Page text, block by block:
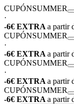
CUPÓNSUMMER
·
-6€ EXTRA a partir
CUPÓNSUMMER
·
-6€ EXTRA a partir
CUPÓNSUMMER
·
-6€ EXTRA a partir
CUPÓNSUMMER
-6€ EXTRA a partir